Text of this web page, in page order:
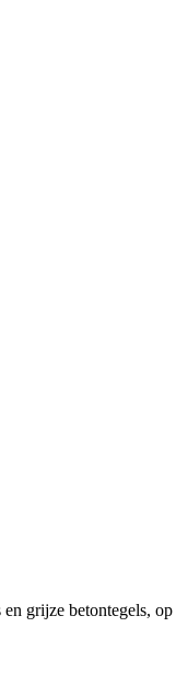
grijze betontegels,